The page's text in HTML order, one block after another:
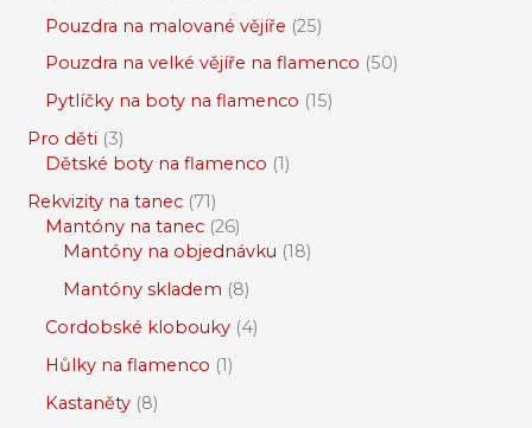
Pouzdra na malované vějíře 25
Pouzdra na velké vějíře na flamenco 50
Pytlíčky na boty na flamenco 15
Pro děti 3
Dětské boty na flamenco 1
Rekvizity na tanec 71
Mantóny na tanec 26
Mantóny na objednávku 18
Mantóny skladem 8
Cordobské klobouky 4
Hůlky na flamenco 1
Kastaněty 8